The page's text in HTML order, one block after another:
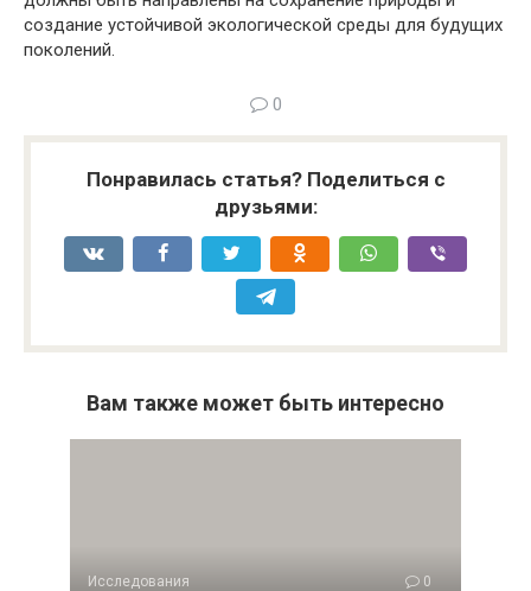
создание устойчивой экологической среды для будущих
поколений.
0
Понравилась статья? Поделиться с
друзьями:
Вам также может быть интересно
Исследования 0